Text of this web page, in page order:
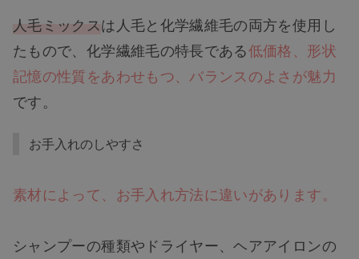
人毛ミックスは人毛と化学繊維毛の両方を使用し
たもので、化学繊維毛の特長である低価格、形状
記憶の性質をあわせもつ、バランスのよさが魅力
です。
お手入れのしやすさ
素材によって、お手入れ方法に違いがあります。
シャンプーの種類やドライヤー、ヘアアイロンの